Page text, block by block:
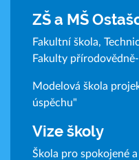
ZŠ a MŠ
Fakultní škola,
Fakulty
Modelová škola
úspěchu"
Vize školy
Škola pro spokojené